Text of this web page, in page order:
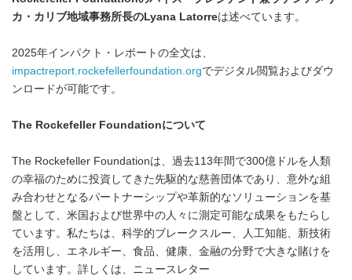
カ・カリブ地域事務所長のLyana Latorreは述べています。
2025年インパクト・レポートの全文は、
impactreport.rockefellerfoundation.orgでデジタル閲覧およびダウ
ンロードが可能です。
The Rockefeller Foundationについて
The Rockefeller Foundationは、過去113年間で300億ドルを人類
の幸福のために投資してきた先駆的な慈善団体であり、意外な組
み合わせとなるパートナーシップや革新的なソリューションを基
盤として、米国および世界中の人々に測定可能な成果をもたらし
ています。私たちは、科学的ブレークスルー、人工知能、新技術
を活用し、エネルギー、食品、健康、金融の分野で大きな賭けを
しています。詳しくは、ニュースレター